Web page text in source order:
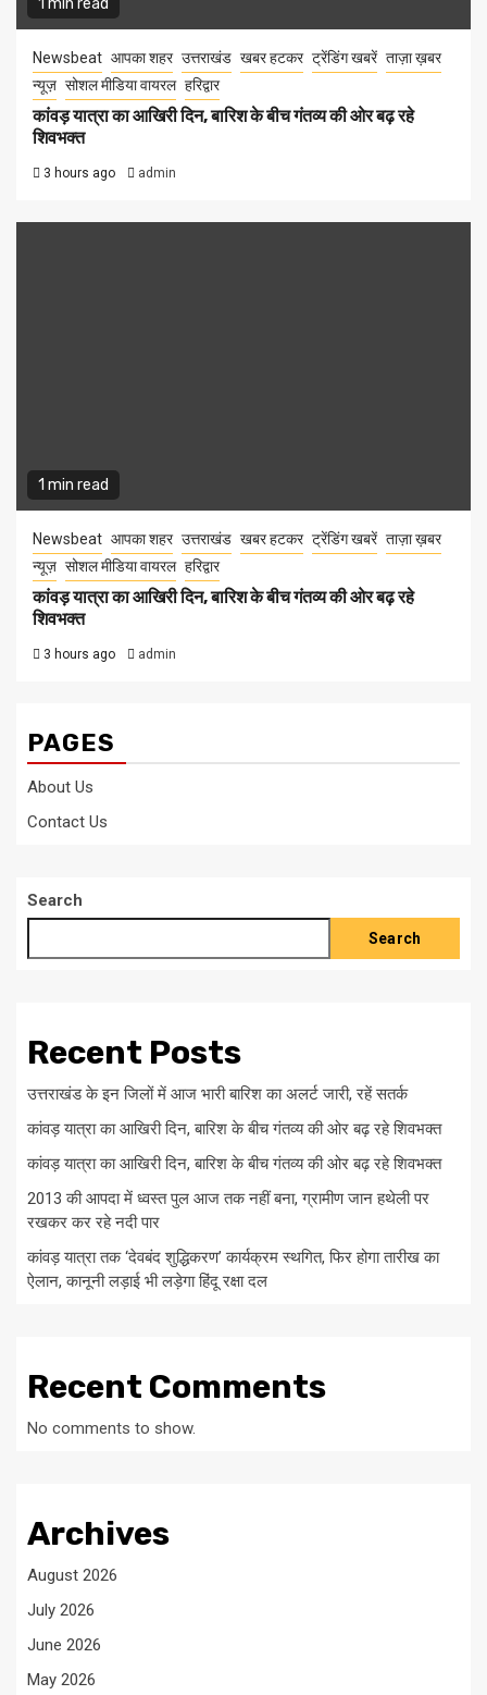
1 min read
Newsbeat आपका शहर उत्तराखंड खबर हटकर ट्रेंडिंग खबरें ताज़ा ख़बर
न्यूज़ सोशल मीडिया वायरल हरिद्वार
कांवड़ यात्रा का आखिरी दिन, बारिश के बीच गंतव्य की ओर बढ़ रहे
शिवभक्त
3 hours ago admin
1 min read
Newsbeat आपका शहर उत्तराखंड खबर हटकर ट्रेंडिंग खबरें ताज़ा ख़बर
न्यूज़ सोशल मीडिया वायरल हरिद्वार
कांवड़ यात्रा का आखिरी दिन, बारिश के बीच गंतव्य की ओर बढ़ रहे
शिवभक्त
3 hours ago admin
PAGES
About Us
Contact Us
Search
Search
Recent Posts
उत्तराखंड के इन जिलों में आज भारी बारिश का अलर्ट जारी, रहें सतर्क
कांवड़ यात्रा का आखिरी दिन, बारिश के बीच गंतव्य की ओर बढ़ रहे शिवभक्त
कांवड़ यात्रा का आखिरी दिन, बारिश के बीच गंतव्य की ओर बढ़ रहे शिवभक्त
2013 की आपदा में ध्वस्त पुल आज तक नहीं बना, ग्रामीण जान हथेली पर
रखकर कर रहे नदी पार
कांवड़ यात्रा तक ‘देवबंद शुद्धिकरण’ कार्यक्रम स्थगित, फिर होगा तारीख का
ऐलान, कानूनी लड़ाई भी लड़ेगा हिंदू रक्षा दल
Recent Comments
No comments to show.
Archives
August 2026
July 2026
June 2026
May 2026